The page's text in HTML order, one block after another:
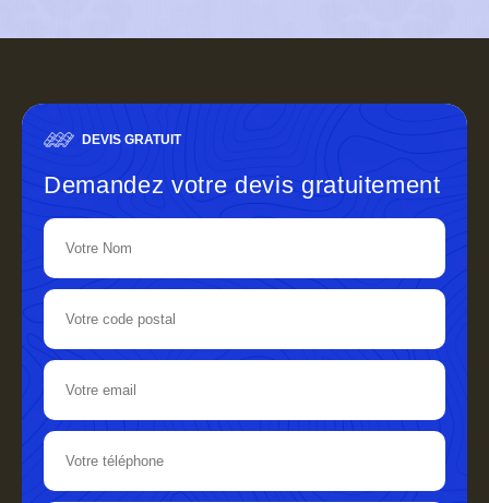
DEVIS GRATUIT
Demandez votre devis gratuitement